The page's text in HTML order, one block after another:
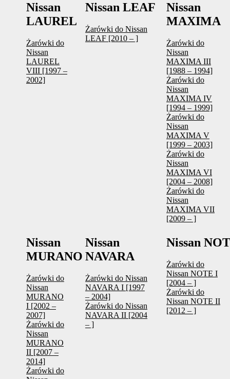
Nissan
LAUREL
Żarówki do
Nissan
LAUREL
VIII [1997 –
2002]
Nissan LEAF
Żarówki do Nissan
LEAF [2010 – ]
Nissan
MAXIMA
Żarówki do
Nissan
MAXIMA III
[1988 – 1994]
Żarówki do
Nissan
MAXIMA IV
[1994 – 1999]
Żarówki do
Nissan
MAXIMA V
[1999 – 2003]
Żarówki do
Nissan
MAXIMA VI
[2004 – 2008]
Żarówki do
Nissan
MAXIMA VII
[2009 – ]
Nissan
MURANO
Żarówki do
Nissan
MURANO
I [2002 –
2007]
Żarówki do
Nissan
MURANO
II [2007 –
2014]
Żarówki do
Nissan
NAVARA
Żarówki do Nissan
NAVARA I [1997
– 2004]
Żarówki do Nissan
NAVARA II [2004
– ]
Nissan
Żarówki do
Nissan NOTE I
[2004 – ]
Żarówki do
Nissan NOTE II
[2012 – ]